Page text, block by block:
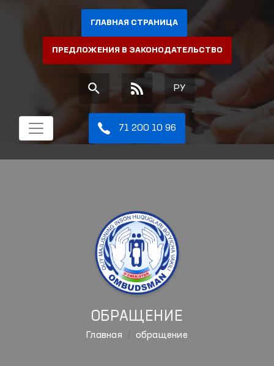
ГЛАВНАЯ СТРАНИЦА
ПРЕДЛОЖЕНИЯ В ЗАКОНОДАТЕЛЬСТВО
РУ
71 200 10 96
ОБРАЩЕНИЕ
Главная обращение